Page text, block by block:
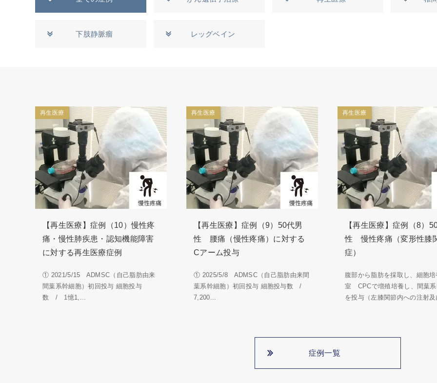
下肢静脈瘤 レッグベイン
再生医療
【再生医療】症例（10）慢性疼
痛・慢性肺疾患・認知機能障害
に対する再生医療症例
① 2021/5/15 ADMSC（自己脂肪由来
間葉系幹細胞）初回投与 細胞投与
数 / 1憶1,...
再生医療
【再生医療】症例（9）50代男
性 腰痛（慢性疼痛）に対する
Cアーム投与
① 2025/5/8 ADMSC（自己脂肪由来間
葉系幹細胞）初回投与 細胞投与数 /
7,200...
再生医療
【再生医療】症例（8）
性 慢性疼痛（変形性膝
症）
腹部から脂肪を採取し、細胞
室 CPCで増殖培養し、間葉
を投与（左膝関節内への注射
症例一覧